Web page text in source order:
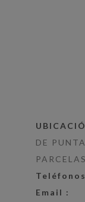
DE
Email :